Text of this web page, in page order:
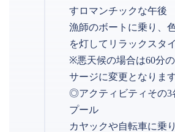
すロマンチックな午後
漁師のボートに乗り、
を灯してリラックスタイ
※悪天候の場合は60分
サージに変更となります
◎アクティビティその3
プール
カヤックや自転車に乗